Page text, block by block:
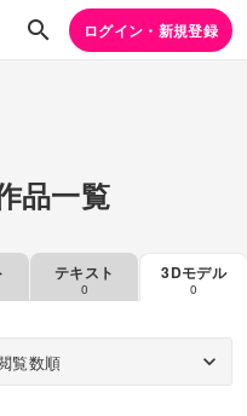
ログイン・新規登録
品一覧
テキスト
0
3Dモデル
0
覧数順